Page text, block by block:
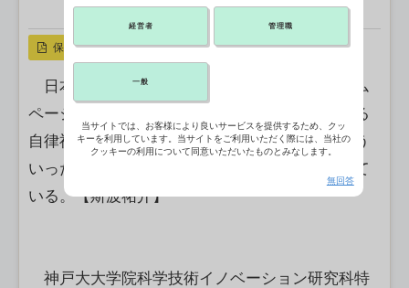
リンクをコピー X ポスト
保存
日本医師会は夏バテについての情報を、ホーム
ページ上に掲載した。大きな気温差の移動による
自律神経系の機能低下が原因であることや、そう
いった移動を少なくするなどの対処法を紹介して
いる。【斯波祐介】
神戸大大学院科学技術イノベーション研究科特
経営者 管理職
一般
当サイトでは、お客様により良いサービスを提供するため、クッ
キーを利用しています。当サイトをご利用いただく際には、当社の
クッキーの利用について同意いただいたものとみなします。
無回答